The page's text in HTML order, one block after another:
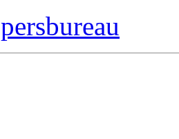
persbureau